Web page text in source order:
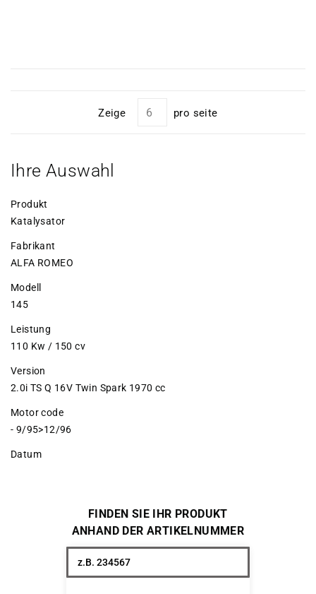
Zeige pro seite
Ihre Auswahl
Produkt
Katalysator
Fabrikant
ALFA ROMEO
Modell
145
Leistung
110 Kw / 150 cv
Version
2.0i TS Q 16V Twin Spark 1970 cc
Motor code
- 9/95>12/96
Datum
FINDEN SIE IHR PRODUKT
ANHAND DER ARTIKELNUMMER